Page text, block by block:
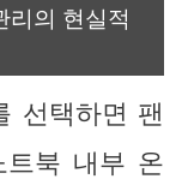
리의 현실적
선택하면 팬
트북 내부 온